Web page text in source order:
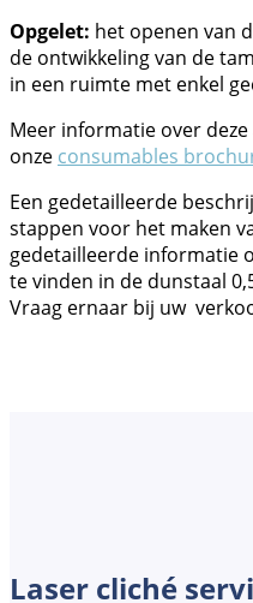
Opgelet: het openen van
de ontwikkeling van de
in een ruimte met enkel
Meer informatie over
onze consumables
Een gedetailleerde
stappen voor het maken
gedetailleerde informatie
te vinden in de dunstaal
Vraag ernaar bij uw
Laser cliché